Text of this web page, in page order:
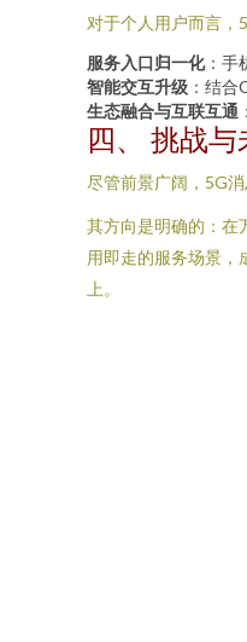
对于个人用户而言，
服务入口归一化：手
智能交互升级 ：结
生态融合与互联互通
四、 挑战
尽管前景广阔，5G
其方向是明确的：在
用即走的服务场景，
上。